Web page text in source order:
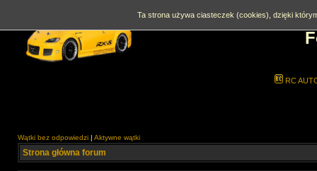
RC
Wątki bez odpowiedzi | Aktywne wątki
Strona główna forum
Ta strona używa ciasteczek (cookies), dzięki